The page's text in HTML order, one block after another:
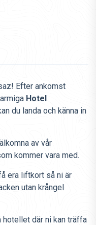
Efter ankomst
Hotel
du landa och känna in
av vår
kommer vara med.
era liftkort så ni är
utan krångel
hotellet där ni kan träffa